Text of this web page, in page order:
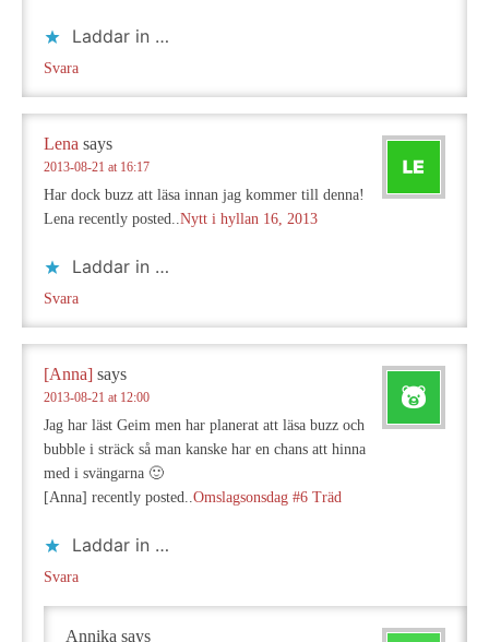
Laddar in …
Svara
Lena says
2013-08-21 at 16:17
Har dock buzz att läsa innan jag kommer till denna!
Lena recently posted..Nytt i hyllan 16, 2013
Laddar in …
Svara
[Anna] says
2013-08-21 at 12:00
Jag har läst Geim men har planerat att läsa buzz och
bubble i sträck så man kanske har en chans att hinna
med i svängarna 🙂
[Anna] recently posted..Omslagsonsdag #6 Träd
Laddar in …
Svara
Annika says